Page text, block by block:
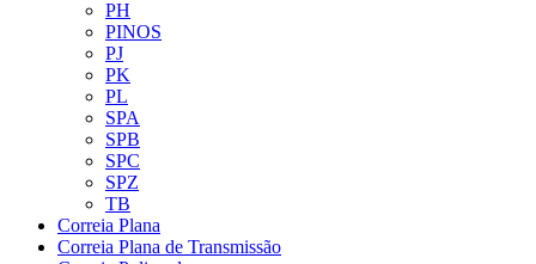
PH
PINOS
PJ
PK
PL
SPA
SPB
SPC
SPZ
TB
Correia Plana
Correia Plana de Transmissão